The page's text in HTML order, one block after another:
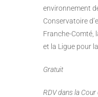
environnement
Conservatoire
Franche-Comté,
et la Ligue pour
Gratuit
RDV dans la Cour